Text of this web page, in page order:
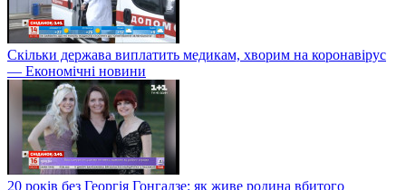
Скільки держава виплатить медикам, хворим на коронавірус
— Економічні новини
20 років без Георгія Гонгадзе: як живе родина вбитого